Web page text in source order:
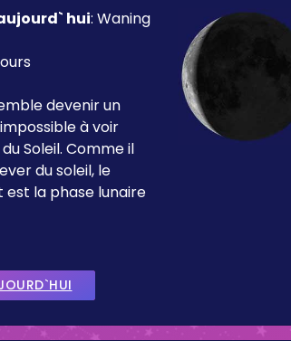
hui: Waning
devenir un
à voir
Soleil. Comme il
du soleil, le
la phase lunaire